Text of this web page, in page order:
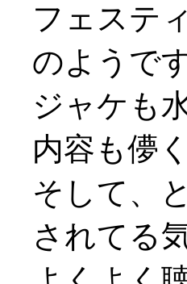
フェステ
のようです
ジャケも
内容も儚
そして、
されてる